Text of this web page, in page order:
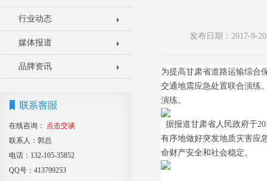
行业动态
媒体报道
品牌资讯
在线咨询：
点击交谈
联系人：郭总
电话：132-105-35852
QQ号：413799253
发布日期：2017-9-
为提高甘肃省道路运输综合
交通地震应急处置联合演练
演练。
据报道甘肃省人民政府于
有序地做好突发地质灾害应
命财产安全和社会稳定。